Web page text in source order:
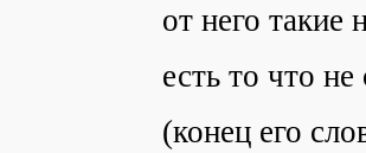
от него такие
есть то что
(конец его